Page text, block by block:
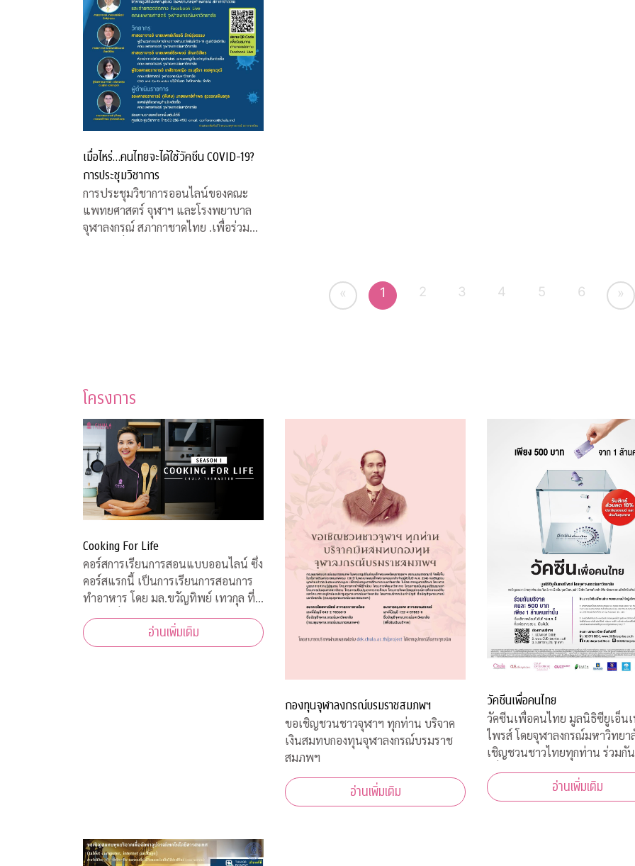
เมื่อไหร่…คนไทยจะได้ใช้วัคซีน COVID-19?
การประชุมวิชาการ
การประชุมวิชาการออนไลน์ของคณะ
แพทยศาสตร์ จุฬาฯ และโรงพยาบาล
จุฬาลงกรณ์ สภากาชาดไทย .เพื่อร่วมหา
« 1 2 3 4 5 6 »
โครงการ
Cooking For Life
คอร์สการเรียนการสอนแบบออนไลน์ ซึ่ง
คอร์สแรกนี้ เป็นการเรียนการสอนการ
ทำอาหาร โดย มล.ขวัญทิพย์ เทวกุล ที่
เป็นผู้เชี่ยวชาญทางด้านอาหารทุก
ประเภท และในแต่ละ Episode ก็ได้รับ
ความร่วมมือจากคณาจารย์ ผู้ทรงคุณวุฒิ
อ่านเพิ่มเติม
กองทุนจุฬาลงกรณ์บรมราชสมภพฯ
ขอเชิญชวนชาวจุฬาฯ ทุกท่าน บริจาค
เงินสมทบกองทุนจุฬาลงกรณ์บรมราช
สมภพฯ
อ่านเพิ่มเติม
วัคซีนเพื่อคนไทย
วัคซีนเพื่อคนไทย มูลนิธิซียูเอ็น
ไพรส์ โดยจุฬาลงกรณ์มหาวิทยา
เชิญชวนชาวไทยทุกท่าน ร่วมกั
เพื่อเป็นทุนสนับสนุน นักวิจัยไท
ค้นคว้าวิจัย พัฒนา และผลิตวัค
โควิด-19*
อ่านเพิ่มเติม